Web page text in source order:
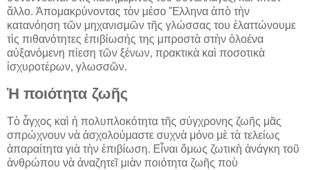
ἄλλο. Ἀπομακρύνοντας τὸν μέσο Ἕλληνα ἀπὸ τὴν
κατανόηση τῶν μηχανισμῶν τῆς γλώσσας του ἐλαττώνουμε
τὶς πιθανότητες ἐπιβίωσής της μπροστὰ στὴν ὁλοένα
αὐξανόμενη πίεση τῶν ξένων, πρακτικὰ καὶ ποσοτικὰ
ἰσχυροτέρων, γλωσσῶν.
Ἡ ποιότητα ζωῆς
Τὸ ἆγχος καὶ ἡ πολυπλοκότητα τῆς σύγχρονης ζωῆς μᾶς
σπρώχνουν νὰ ἀσχολούμαστε συχνὰ μόνο μὲ τὰ τελείως
ἀπαραίτητα γιὰ τὴν ἐπιβίωση. Εἶναι ὅμως ζωτικὴ ἀνάγκη τοῦ
ἀνθρώπου νὰ ἀναζητεῖ μιὰν ποιότητα ζωῆς ποὺ